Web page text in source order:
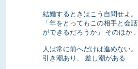
結婚するときはこう自問せよ。
「年をとってもこの相手と会話
ができるだろうか」 そのほかは
とだ。
人は常に前へだけは進めない。
引き潮あり、 差し潮がある